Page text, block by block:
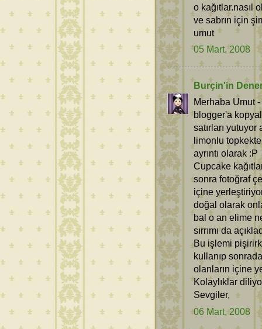
o kağıtlar.nasıl
ve sabrın için
umut
05 Mart, 2008
Burçin'in
Merhaba Umut -
blogger'a
satırları
limonlu
ayrıntı olarak :P
Cupcake
sonra fotoğraf
içine
doğal olarak
bal o an elime
sırrımı da
Bu işlemi
kullanıp
olanların içine
Kolaylıklar
Sevgiler,
06 Mart, 2008